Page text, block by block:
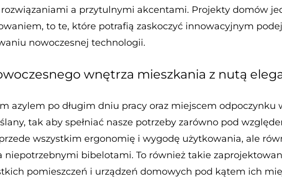
a przytulnymi akcentami. Projekty domów
to te, które potrafią zaskoczyć innowacyjnym
nowoczesnej technologii.
wnętrza mieszkania z nutą
azylem po długim dniu pracy oraz miejscem
tak aby spełniać nasze potrzeby zarówno pod
wszystkim ergonomię i wygodę użytkowania, ale
bibelotami. To również takie
pomieszczeń i urządzeń domowych pod kątem ich